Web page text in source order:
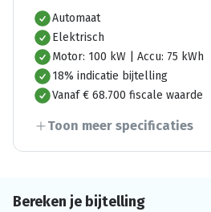
Automaat
Elektrisch
Motor: 100 kW | Accu: 75 kWh
18% indicatie bijtelling
Vanaf € 68.700 fiscale waarde
Toon meer specificaties
Bereken je bijtelling